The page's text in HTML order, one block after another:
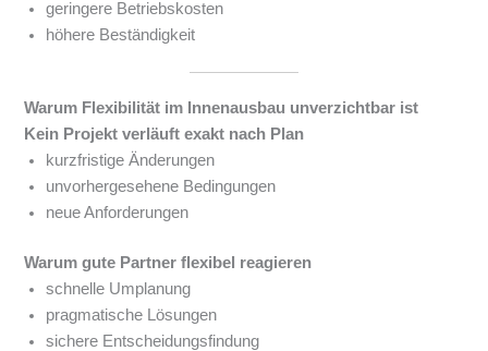
geringere Betriebskosten
höhere Beständigkeit
Warum Flexibilität im Innenausbau unverzichtbar ist
Kein Projekt verläuft exakt nach Plan
kurzfristige Änderungen
unvorhergesehene Bedingungen
neue Anforderungen
Warum gute Partner flexibel reagieren
schnelle Umplanung
pragmatische Lösungen
sichere Entscheidungsfindung